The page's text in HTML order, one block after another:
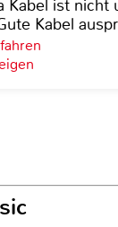
Kabel ist
Kabel